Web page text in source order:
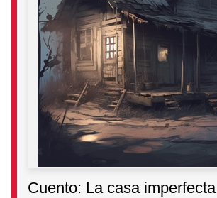
Cuento: La casa imperfecta